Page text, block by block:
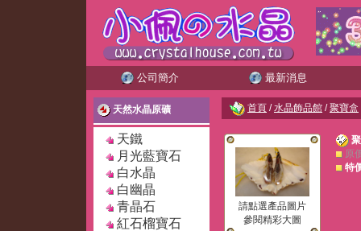
公司簡介 最新消息
天然水晶原礦
天鐵
月光藍寶石
白水晶
白幽晶
青晶石
紅石榴寶石
首頁 /水晶飾品館 /聚寶盒
請點選產品圖片
參閱精彩大圖
原
特